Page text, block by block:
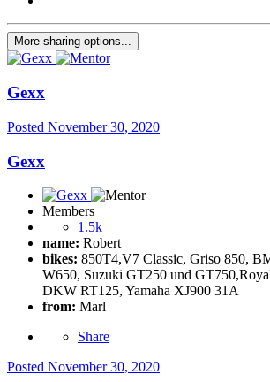
More sharing options...
Gexx
Posted November 30, 2020
Gexx
Members
1.5k
name: Robert
bikes: 850T4,V7 Classic, Griso 850,
W650, Suzuki GT250 und
DKW RT125, Yamaha XJ900 31A
from: Marl
Share
Posted November 30, 2020